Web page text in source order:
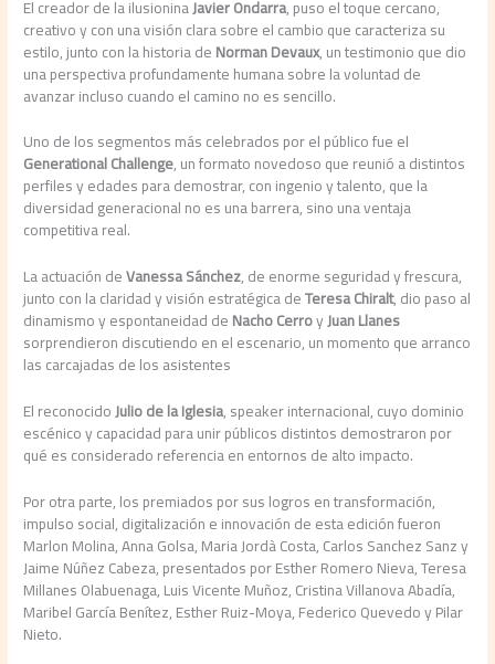
El creador de la ilusioninaJavier Ondarra, puso el toque cercano,
creativo y con una visión clara sobre el cambio que caracteriza su
estilo, junto con la historia deNorman Devaux, un testimonio que dio
una perspectiva profundamente humana sobre la voluntad de
avanzar incluso cuando el camino no es sencillo.
Uno de los segmentos más celebrados por el público fue el
Generational Challenge, un formato novedoso que reunió a distintos
perfiles y edades para demostrar, con ingenio y talento, que la
diversidad generacional no es una barrera, sino una ventaja
competitiva real.
La actuación deVanessa Sánchez, de enorme seguridad y frescura,
junto con la claridad y visión estratégica deTeresa Chiralt, dio paso al
dinamismo y espontaneidad deNacho CerroyJuan Llanes
sorprendieron discutiendo en el escenario, un momento que arranco
las carcajadas de los asistentes
El reconocidoJulio de la Iglesia, speaker internacional, cuyo dominio
escénico y capacidad para unir públicos distintos demostraron por
qué es considerado referencia en entornos de alto impacto.
Por otra parte, los premiados por sus logros en transformación,
impulso social, digitalización e innovación de esta edición fueron
Marlon Molina, Anna Golsa, Maria Jordà Costa, Carlos Sanchez Sanz y
Jaime Núñez Cabeza, presentados por Esther Romero Nieva, Teresa
Millanes Olabuenaga, Luis Vicente Muñoz, Cristina Villanova Abadía,
Maribel García Benítez, Esther Ruiz-Moya, Federico Quevedo y Pilar
Nieto.